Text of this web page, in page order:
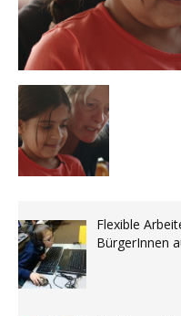
démocratique
Flexible
BürgerInnen